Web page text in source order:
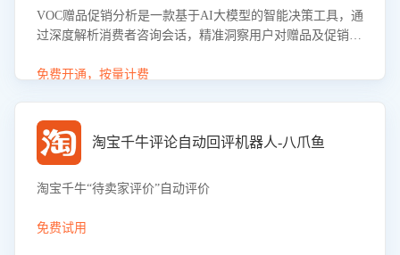
VOC赠品促销分析是一款基于AI大模型的智能决策工具，通
过深度解析消费者咨询会话，精准洞察用户对赠品及促销政
销诉求，帮助企业制定个性化赠品组合策略，优化资源投放
免费开通，按量计费
淘宝千牛评论自动回评机器人-八爪鱼
淘宝千牛“待卖家评价”自动评价
免费试用